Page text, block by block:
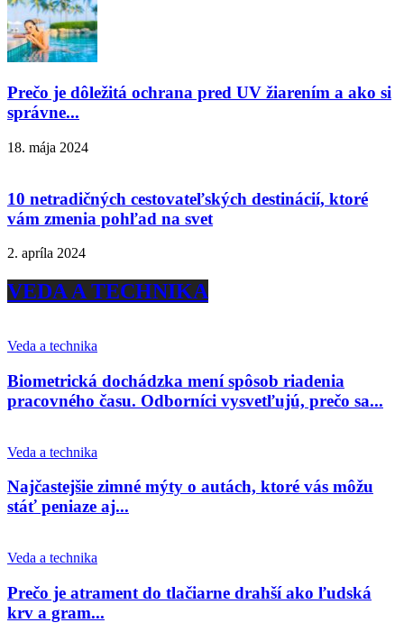
Prečo je dôležitá ochrana pred UV žiarením a ako si
správne...
18. mája 2024
10 netradičných cestovateľských destinácií, ktoré
vám zmenia pohľad na svet
2. apríla 2024
VEDA A TECHNIKA
Veda a technika
Biometrická dochádzka mení spôsob riadenia
pracovného času. Odborníci vysvetľujú, prečo sa...
Veda a technika
Najčastejšie zimné mýty o autách, ktoré vás môžu
stáť peniaze aj...
Veda a technika
Prečo je atrament do tlačiarne drahší ako ľudská
krv a gram...